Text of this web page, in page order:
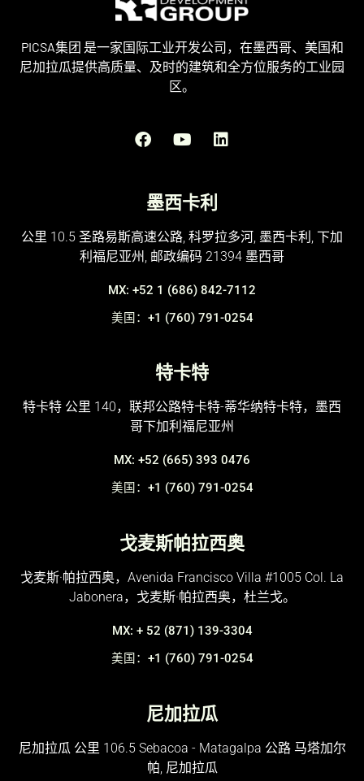
PICSA集团 是一家国际工业开发公司，在墨西哥、美国和
尼加拉瓜提供高质量、及时的建筑和全方位服务的工业园
区。
墨西卡利
公里 10.5 圣路易斯高速公路, 科罗拉多河, 墨西卡利, 下加
利福尼亚州, 邮政编码 21394 墨西哥
MX: +52 1 (686) 842-7112
美国：+1 (760) 791-0254
特卡特
特卡特 公里 140，联邦公路特卡特-蒂华纳特卡特，墨西
哥下加利福尼亚州
MX: +52 (665) 393 0476
美国：+1 (760) 791-0254
戈麦斯帕拉西奥
戈麦斯·帕拉西奥，Avenida Francisco Villa #1005 Col. La
Jabonera，戈麦斯·帕拉西奥，杜兰戈。
MX: + 52 (871) 139-3304
美国：+1 (760) 791-0254
尼加拉瓜
尼加拉瓜 公里 106.5 Sebacoa - Matagalpa 公路 马塔加尔
帕, 尼加拉瓜